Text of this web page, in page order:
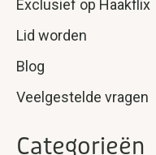
Exclusief op Haakflix
Lid worden
Blog
Veelgestelde vragen
Categorieën